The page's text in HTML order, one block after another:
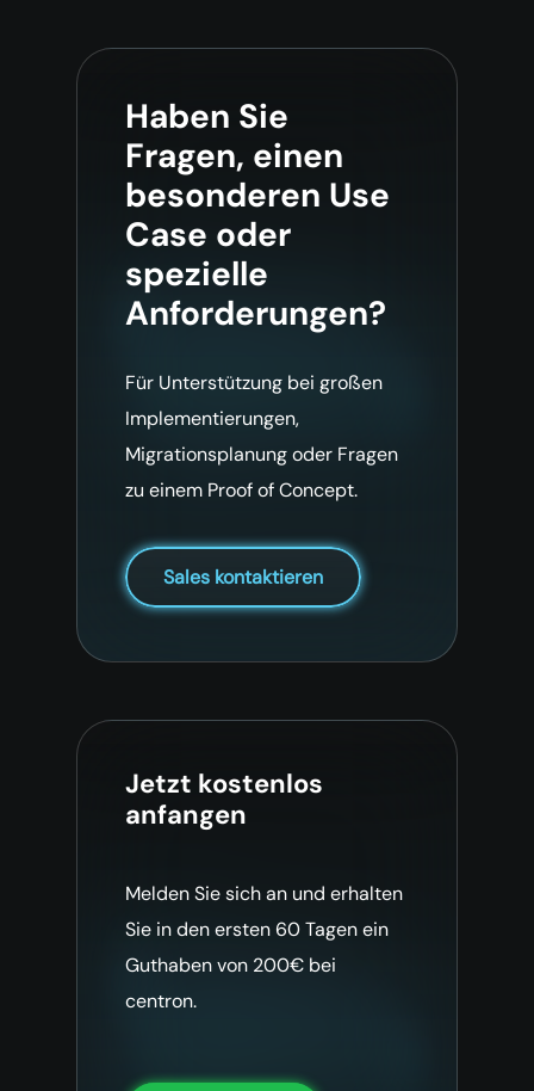
Haben Sie
Fragen, einen
besonderen Use
Case oder
spezielle
Anforderungen?
Für Unterstützung bei großen
Implementierungen,
Migrationsplanung oder Fragen
zu einem Proof of Concept.
Sales kontaktieren
Jetzt kostenlos
anfangen
Melden Sie sich an und erhalten
Sie in den ersten 60 Tagen ein
Guthaben von 200€ bei
centron.